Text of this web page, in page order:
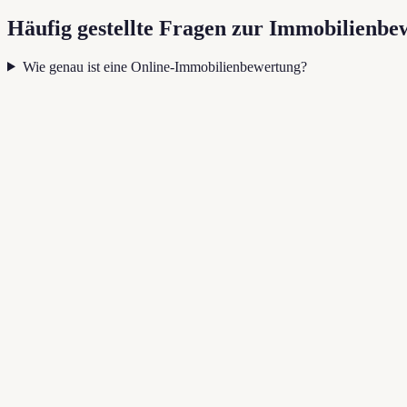
Häufig gestellte Fragen zur
Wie genau ist eine Online-Immobilienbewertung?